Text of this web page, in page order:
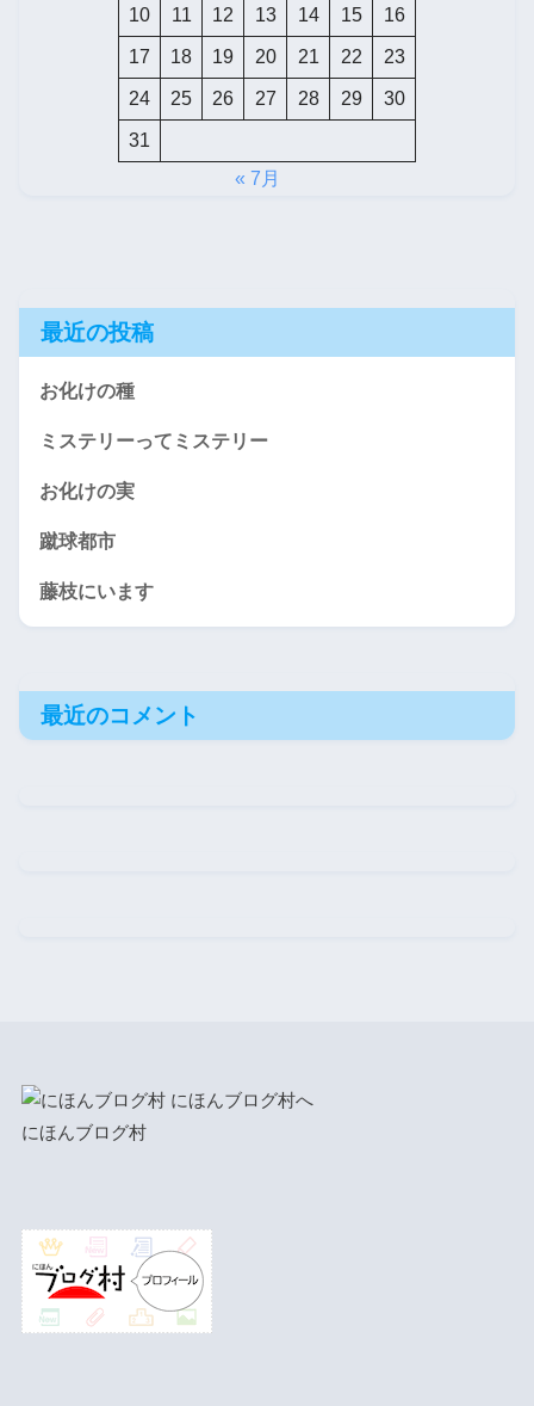
10 11 12 13 14 15 16
17 18 19 20 21 22 23
24 25 26 27 28 29 30
31
« 7月
最近の投稿
お化けの種
ミステリーってミステリー
お化けの実
蹴球都市
藤枝にいます
最近のコメント
にほんブログ村